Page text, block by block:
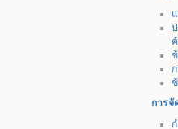
การจั